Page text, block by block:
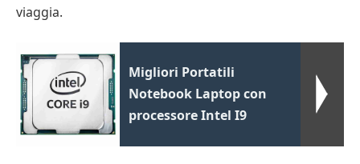
viaggia.
Migliori Portatili
Notebook Laptop con
processore Intel I9